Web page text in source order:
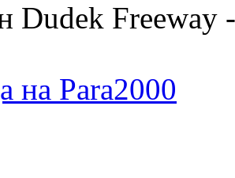
Dudek Freeway
на Para2000